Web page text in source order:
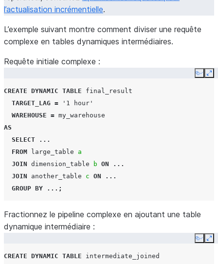
l’actualisation incrémentielle.
L’exemple suivant montre comment diviser une requête
complexe en tables dynamiques intermédiaires.
Requête initiale complexe :
Copy
CREATE DYNAMIC TABLE
final_result
TARGET_LAG =
'1 hour'
WAREHOUSE = my_warehouse
AS
SELECT
...
FROM
large_table
a
JOIN dimension_table b ON
...
JOIN
another_table c ON
...
GROUP BY ...;
Fractionnez le pipeline complexe en ajoutant une table
dynamique intermédiaire :
Copy
CREATE DYNAMIC TABLE
intermediate_joined